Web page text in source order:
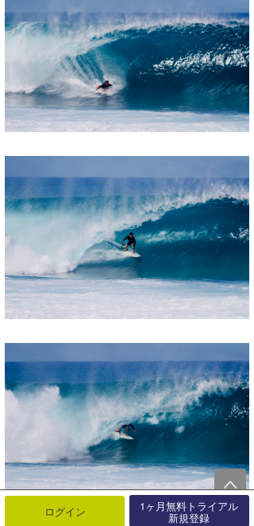
ログイン 1ヶ月無料トライアル
新規登録